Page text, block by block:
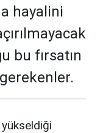
hayalini
bu fırsatın
yükseldiği